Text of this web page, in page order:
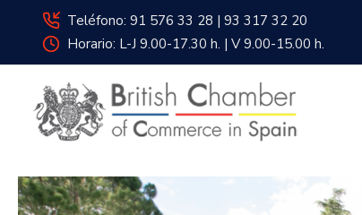
Teléfono: 91 576 33 28 | 93 317 32 20
Horario: L-J 9.00-17.30 h. | V 9.00-15.00 h.